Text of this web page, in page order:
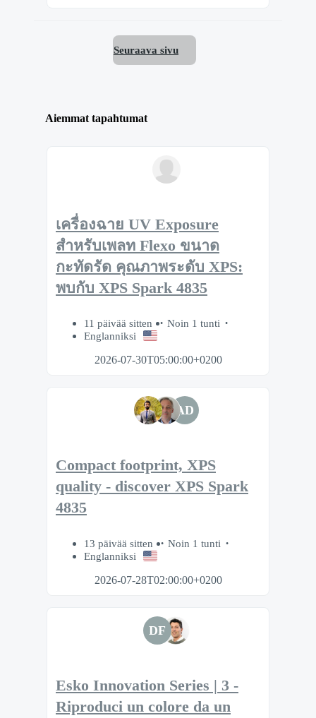
Seuraava sivu
Aiemmat tapahtumat
เครื่องฉาย UV Exposure
สำหรับเพลท Flexo ขนาด
กะทัดรัด คุณภาพระดับ XPS:
พบกับ XPS Spark 4835
11 päivää sitten
Noin 1 tunti
Englanniksi
2026-07-30T05:00:00+0200
AD
Compact footprint, XPS
quality - discover XPS Spark
4835
13 päivää sitten
Noin 1 tunti
Englanniksi
2026-07-28T02:00:00+0200
DF
Esko Innovation Series | 3 -
Riproduci un colore da un